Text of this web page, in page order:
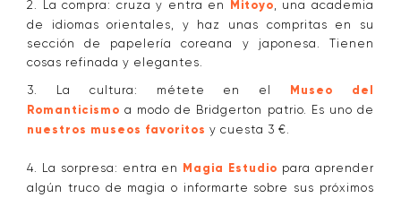
2. La compra: cruza y entra en Mitoyo , una academia
de idiomas orientales, y haz unas compritas en su
sección de papelería coreana y japonesa. Tienen
cosas refinada y elegantes.
3. La cultura: métete en el
Museo del
Romanticismo a modo de Bridgerton patrio. Es uno de
nuestros museos favoritos y cuesta 3 €.
4. La sorpresa: entra en Magia Estudio para aprender
algún truco de magia o informarte sobre sus próximos